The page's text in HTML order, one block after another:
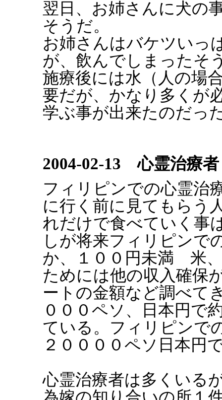
翌日、お姉さんに犬の
そうだ。
お姉さんはバケツいっ
が、飲んでしまったそ
施療後には水（人の場
要だが、かなり多くが
学ぶ事が出来たのだっ
2004-02-13 心霊治療者
フィリピンでの心霊治
に行く前に見てもらう
れだけで食べていく事
しが将来フィリピンで
か、１００円未満 米
ためには他の収入確保
ートの金額など調べて
０００ペソ、日本円で
ている。フィリピンで
２００００ペソ日本円
心霊治療者は多くいる